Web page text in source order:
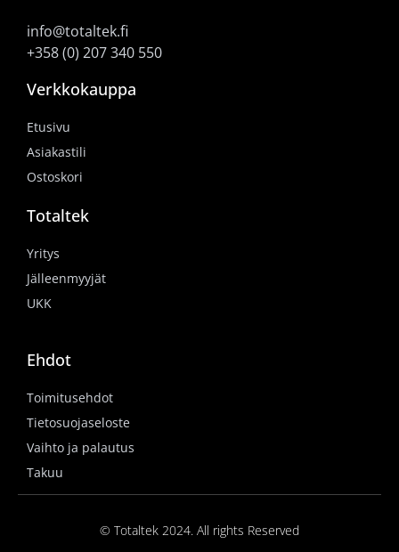
info@totaltek.fi
+358 (0) 207 340 550
Verkkokauppa
Etusivu
Asiakastili
Ostoskori
Totaltek
Yritys
Jälleenmyyjät
UKK
Ehdot
Toimitusehdot
Tietosuojaseloste
Vaihto ja palautus
Takuu
© Totaltek 2024. All rights Reserved